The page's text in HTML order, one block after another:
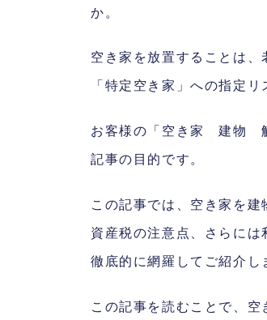
か。
空き家を放置することは
「特定空き家」への指定
お客様の「空き家 建物
記事の目的です。
この記事では、空き家を
資産税の注意点、さらに
徹底的に網羅してご紹介し
この記事を読むことで、